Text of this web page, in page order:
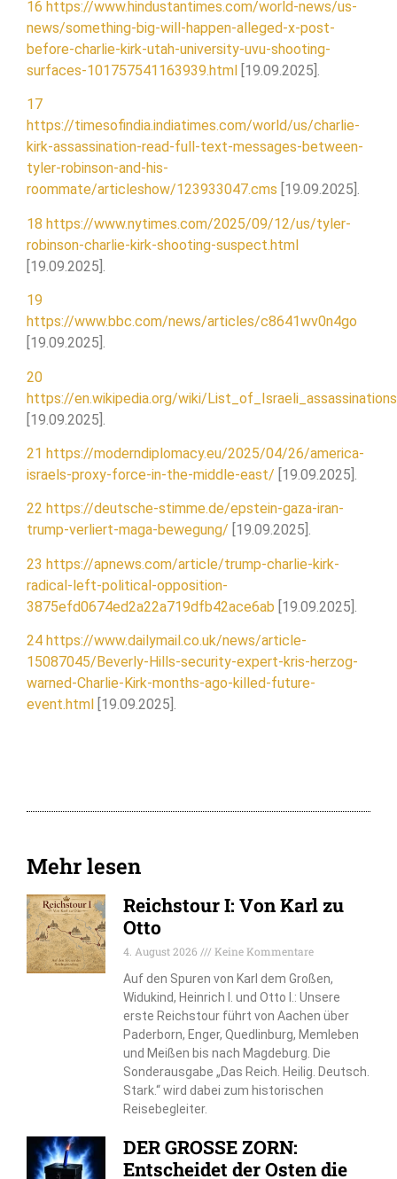
16 https://www.hindustantimes.com/world-news/us-
news/something-big-will-happen-alleged-x-post-
before-charlie-kirk-utah-university-uvu-shooting-
surfaces-101757541163939.html [19.09.2025].
17
https://timesofindia.indiatimes.com/world/us/charlie-
kirk-assassination-read-full-text-messages-between-
tyler-robinson-and-his-
roommate/articleshow/123933047.cms [19.09.2025].
18 https://www.nytimes.com/2025/09/12/us/tyler-
robinson-charlie-kirk-shooting-suspect.html
[19.09.2025].
19
https://www.bbc.com/news/articles/c8641wv0n4go
[19.09.2025].
20
https://en.wikipedia.org/wiki/List_of_Israeli_assassinations
[19.09.2025].
21 https://moderndiplomacy.eu/2025/04/26/america-
israels-proxy-force-in-the-middle-east/ [19.09.2025].
22 https://deutsche-stimme.de/epstein-gaza-iran-
trump-verliert-maga-bewegung/ [19.09.2025].
23 https://apnews.com/article/trump-charlie-kirk-
radical-left-political-opposition-
3875efd0674ed2a22a719dfb42ace6ab [19.09.2025].
24 https://www.dailymail.co.uk/news/article-
15087045/Beverly-Hills-security-expert-kris-herzog-
warned-Charlie-Kirk-months-ago-killed-future-
event.html
[19.09.2025].
Mehr lesen
Reichstour I: Von Karl zu
Otto
4. August 2026
Keine Kommentare
Auf den Spuren von Karl dem Großen,
Widukind, Heinrich I. und Otto I.: Unsere
erste Reichstour führt von Aachen über
Paderborn, Enger, Quedlinburg, Memleben
und Meißen bis nach Magdeburg. Die
Sonderausgabe „Das Reich. Heilig. Deutsch.
Stark.“ wird dabei zum historischen
Reisebegleiter.
DER GROSSE ZORN:
Entscheidet der Osten die